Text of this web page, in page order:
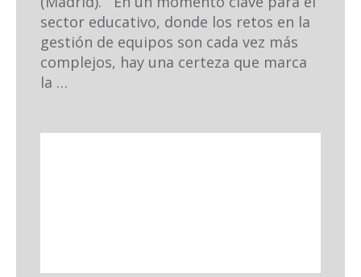
sector educativo, donde los retos en la
gestión de equipos son cada vez más
complejos, hay una certeza que marca
la …